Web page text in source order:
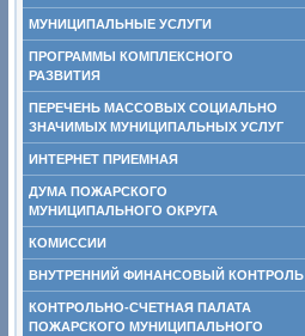
МУНИЦИПАЛЬНЫЕ УСЛУГИ
ПРОГРАММЫ КОМПЛЕКСНОГО
РАЗВИТИЯ
ПЕРЕЧЕНЬ МАССОВЫХ СОЦИАЛЬНО
ЗНАЧИМЫХ МУНИЦИПАЛЬНЫХ УСЛУГ
ИНТЕРНЕТ ПРИЕМНАЯ
ДУМА ПОЖАРСКОГО
МУНИЦИПАЛЬНОГО ОКРУГА
КОМИССИИ
ВНУТРЕННИЙ ФИНАНСОВЫЙ КОНТРОЛЬ
КОНТРОЛЬНО-СЧЕТНАЯ ПАЛАТА
ПОЖАРСКОГО МУНИЦИПАЛЬНОГО